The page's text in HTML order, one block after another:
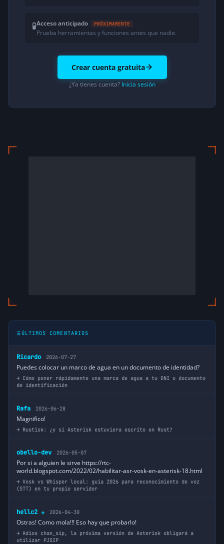
🧪Acceso anticipado PRÓXIMAMENTE
Prueba herramientas y funciones antes que nadie.
Crear cuenta gratuita
¿Ya tienes cuenta? Inicia sesión
ÚLTIMOS COMENTARIOS
Ricardo 2026-07-27
Puedes colocar un marco de agua en un documento de identidad?
Cómo poner rápidamente una marca de agua a tu DNI o documento
de identificación
Rafa 2026-06-28
Magnifico!
Rustisk: ¿y si Asterisk estuviera escrito en Rust?
obello-dev 2026-05-07
Por si a alguien le sirve https://rtc-
world.blogspot.com/2022/02/habilitar-asr-vosk-en-asterisk-18.html
Vosk vs Whisper local: guía 2026 para reconocimiento de voz
(STT) en tu propio servidor
hellc2 ⭐ 2026-04-30
Ostras! Como mola!!! Eso hay que probarlo!
Adios chan_sip, la próxima versión de Asterisk obligará a
utilizar PJSIP